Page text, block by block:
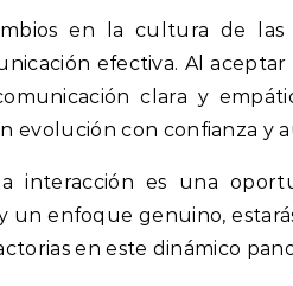
en la cultura de
efectiva. Al
clara y
evolución con confianza y
interacción es una
un enfoque genuino,
en este dinámico